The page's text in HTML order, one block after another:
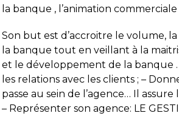
la banque , l’animation
Son but est d’accroitre le volume,
la banque tout en veillant à la
et le développement de la banque .
les relations avec les clients ; –
passe au sein de l’agence… Il
– Représenter son agence: LE